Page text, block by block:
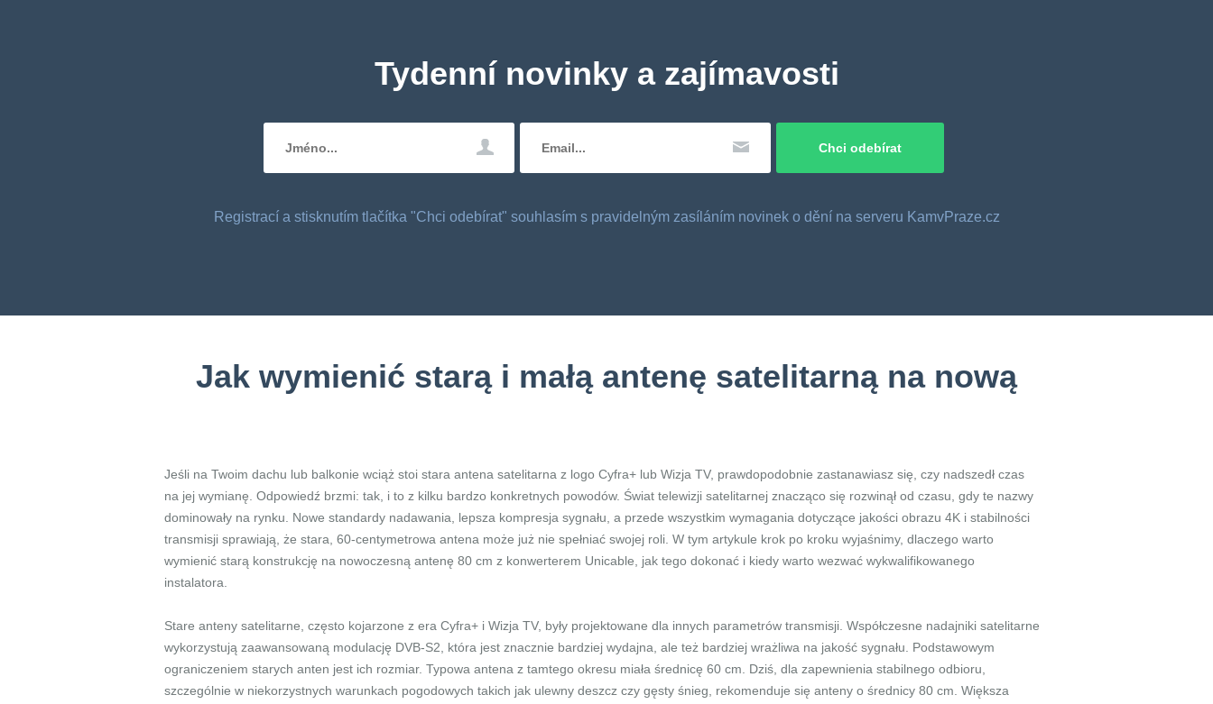
Tydenní novinky a zajímavosti
Registrací a stisknutím tlačítka "Chci odebírat" souhlasím s pravidelným zasíláním novinek o dění na serveru KamvPraze.cz
Jak wymienić starą i małą antenę satelitarną na nową
Jeśli na Twoim dachu lub balkonie wciąż stoi stara antena satelitarna z logo Cyfra+ lub Wizja TV, prawdopodobnie zastanawiasz się, czy nadszedł czas
na jej wymianę. Odpowiedź brzmi: tak, i to z kilku bardzo konkretnych powodów. Świat telewizji satelitarnej znacząco się rozwinął od czasu, gdy te nazwy
dominowały na rynku. Nowe standardy nadawania, lepsza kompresja sygnału, a przede wszystkim wymagania dotyczące jakości obrazu 4K i stabilności
transmisji sprawiają, że stara, 60-centymetrowa antena może już nie spełniać swojej roli. W tym artykule krok po kroku wyjaśnimy, dlaczego warto
wymienić starą konstrukcję na nowoczesną antenę 80 cm z konwerterem Unicable, jak tego dokonać i kiedy warto wezwać wykwalifikowanego
instalatora.
Stare anteny satelitarne, często kojarzone z era Cyfra+ i Wizja TV, były projektowane dla innych parametrów transmisji. Współczesne nadajniki satelitarne
wykorzystują zaawansowaną modulację DVB-S2, która jest znacznie bardziej wydajna, ale też bardziej wrażliwa na jakość sygnału. Podstawowym
ograniczeniem starych anten jest ich rozmiar. Typowa antena z tamtego okresu miała średnicę 60 cm. Dziś, dla zapewnienia stabilnego odbioru,
szczególnie w niekorzystnych warunkach pogodowych takich jak ulewny deszcz czy gęsty śnieg, rekomenduje się anteny o średnicy 80 cm. Większa